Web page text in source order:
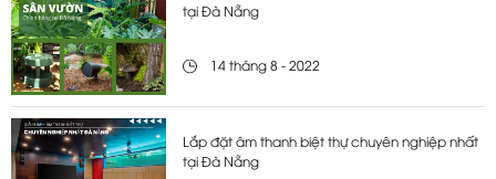
tại Đà Nẵng
14 tháng 8 - 2022
Lắp đặt âm thanh biệt thự chuyên nghiệp nhất
tại Đà Nẵng